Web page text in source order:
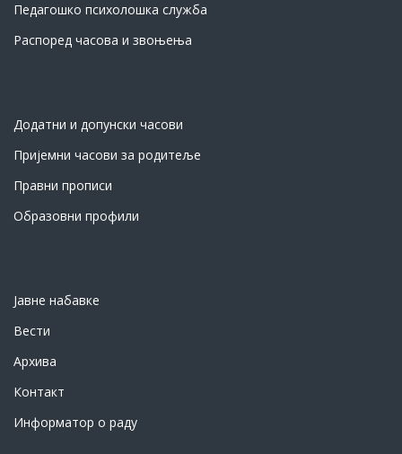
Педагошко психолошка служба
Распоред часова и звоњења
Додатни и допунски часови
Пријемни часови за родитеље
Правни прописи
Образовни профили
Јавне набавке
Вести
Архива
Контакт
Информатор о раду